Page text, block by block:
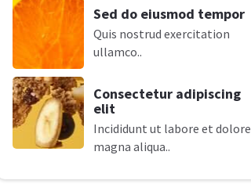
Sed do eiusmod tempor
Quis nostrud exercitation
ullamco..
Consectetur adipiscing
elit
Incididunt ut labore et dolore
magna aliqua..